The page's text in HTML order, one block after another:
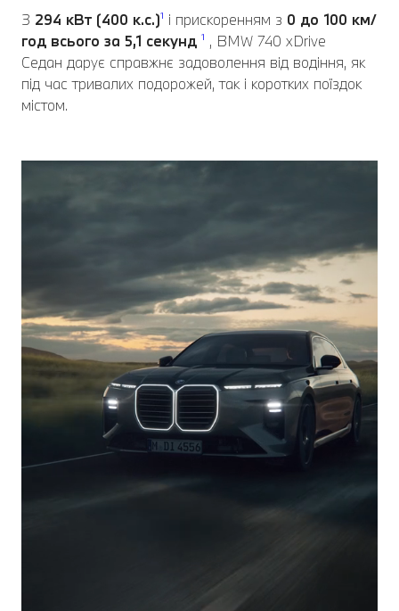
З 294 кВт (400 к.с.)¹ і прискоренням з 0 до 100 км/
год всього за 5,1 секунд ¹ , BMW 740 xDrive
Седан дарує справжнє задоволення від водіння, як
під час тривалих подорожей, так і коротких поїздок
містом.